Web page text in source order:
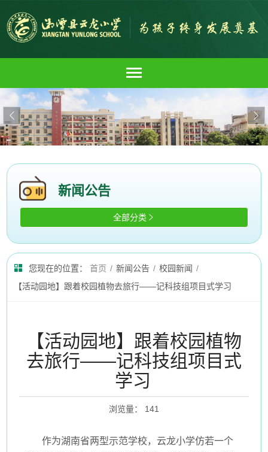
 
新闻公告
全部分类 
您现在的位置： 首页 / 新闻公告 / 校园新闻 /
【活动园地】跟着校园植物去旅行——记科技组项目式学习
【活动园地】跟着校园植物
去旅行——记科技组项目式
学习
浏览量： 141
作为湖南省两型示范学校，云龙小学仿若一个